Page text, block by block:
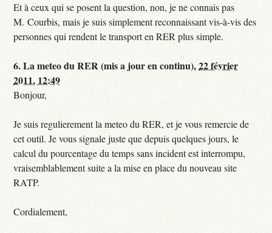
Et à ceux qui se posent la question, non, je ne connais pas
M. Courbis, mais je suis simplement reconnaissant vis-à-vis des
personnes qui rendent le transport en RER plus simple.
6.La meteo du RER (mis a jour en continu),22 février
2011, 12:49
Bonjour,
Je suis regulierement la meteo du RER, et je vous remercie de
cet outil. Je vous signale juste que depuis quelques jours, le
calcul du pourcentage du temps sans incident est interrompu,
vraisemblablement suite a la mise en place du nouveau site
RATP.
Cordialement,